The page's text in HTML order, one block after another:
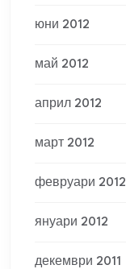
юни 2012
май 2012
април 2012
март 2012
февруари 2012
януари 2012
декември 2011